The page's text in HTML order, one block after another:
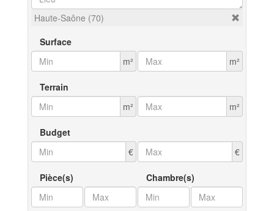
Haute-Saône (70)
Surface
m²
m²
Terrain
m²
m²
Budget
€
€
Pièce(s) Chambre(s)